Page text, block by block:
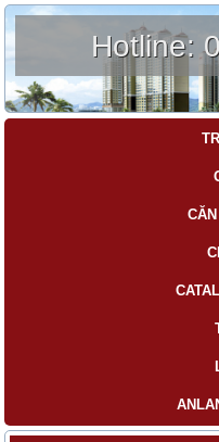
Hotline: